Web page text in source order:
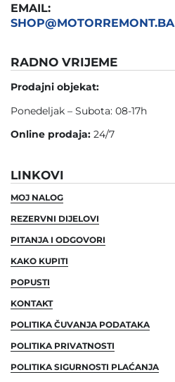
EMAIL:
SHOP@MOTORREMONT.BA
RADNO VRIJEME
Prodajni objekat:
Ponedeljak – Subota: 08-17h
Online prodaja: 24/7
LINKOVI
MOJ NALOG
REZERVNI DIJELOVI
PITANJA I ODGOVORI
KAKO KUPITI
POPUSTI
KONTAKT
POLITIKA ČUVANJA PODATAKA
POLITIKA PRIVATNOSTI
POLITIKA SIGURNOSTI PLAĆANJA